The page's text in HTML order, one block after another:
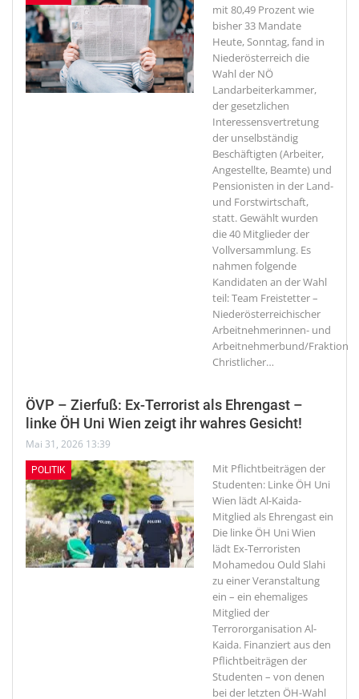
mit 80,49 Prozent wie
bisher 33 Mandate
Heute, Sonntag, fand in
Niederösterreich die
Wahl der NÖ
Landarbeiterkammer,
der gesetzlichen
Interessensvertretung
der unselbständig
Beschäftigten (Arbeiter,
Angestellte, Beamte) und
Pensionisten in der Land-
und Forstwirtschaft,
statt. Gewählt wurden
die 40 Mitglieder der
Vollversammlung. Es
nahmen folgende
Kandidaten an der Wahl
teil: Team Freistetter –
Niederösterreichischer
Arbeitnehmerinnen- und
Arbeitnehmerbund/Fraktion
Christlicher…
ÖVP – Zierfuß: Ex-Terrorist als Ehrengast –
linke ÖH Uni Wien zeigt ihr wahres Gesicht!
Mai 31, 2026 13:39
POLITIK
Mit Pflichtbeiträgen der
Studenten: Linke ÖH Uni
Wien lädt Al-Kaida-
Mitglied als Ehrengast ein
Die linke ÖH Uni Wien
lädt Ex-Terroristen
Mohamedou Ould Slahi
zu einer Veranstaltung
ein – ein ehemaliges
Mitglied der
Terrororganisation Al-
Kaida. Finanziert aus den
Pflichtbeiträgen der
Studenten – von denen
bei der letzten ÖH-Wahl